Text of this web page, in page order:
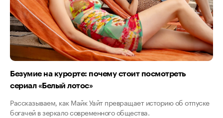
Безумие на курорте: почему стоит посмотреть
сериал «Белый лотос»
Рассказываем, как Майк Уайт превращает историю об отпуске
богачей в зеркало современного общества.